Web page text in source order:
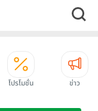
โปรโมชั่น ข่าว